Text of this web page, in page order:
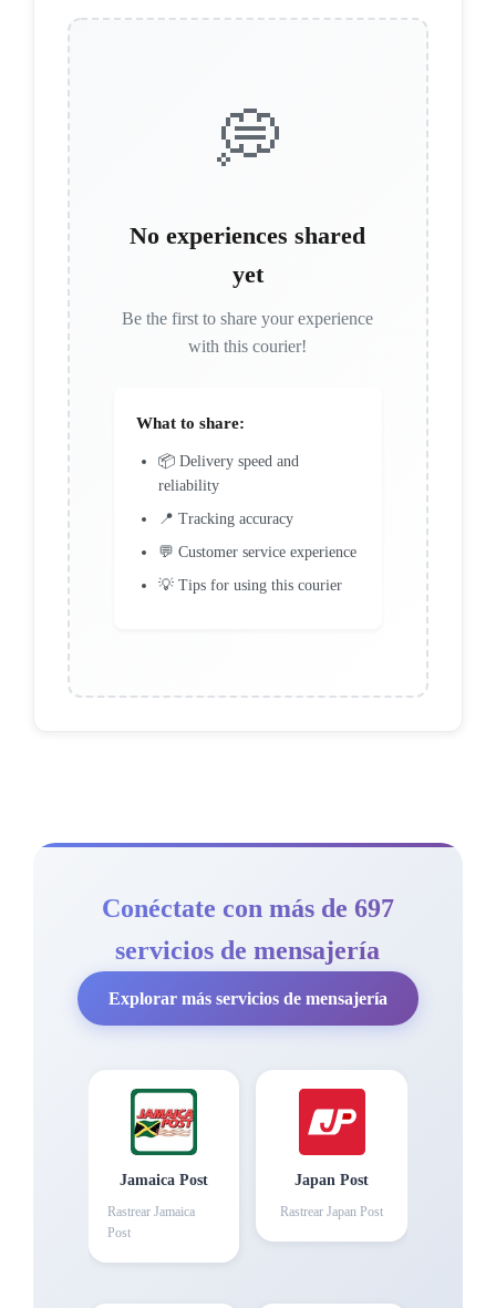
💭
No experiences shared
yet
Be the first to share your experience
with this courier!
What to share:
📦 Delivery speed and
reliability
📍 Tracking accuracy
💬 Customer service experience
💡 Tips for using this courier
Conéctate con más de 697
servicios de mensajería
Explorar más servicios de mensajería
Jamaica Post
Rastrear Jamaica
Post
Japan Post
Rastrear Japan Post